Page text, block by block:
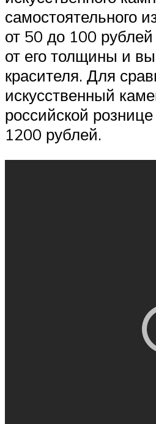
самостоятельного
от 50 до 100
от его толщины и
красителя. Для
искусственный
российской
1200 рублей.